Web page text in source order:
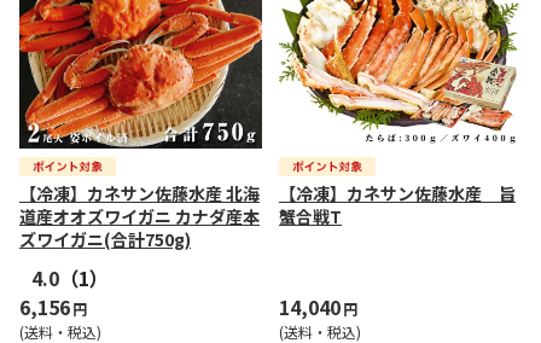
【冷凍】カネサン佐藤水産 北海
道産オオズワイガニ カナダ産本
ズワイガニ(合計750g)
4.0 （1）
6,156円
(送料・税込)
【冷凍】カネサン佐藤水産 旨
蟹合戦T
14,040円
(送料・税込)